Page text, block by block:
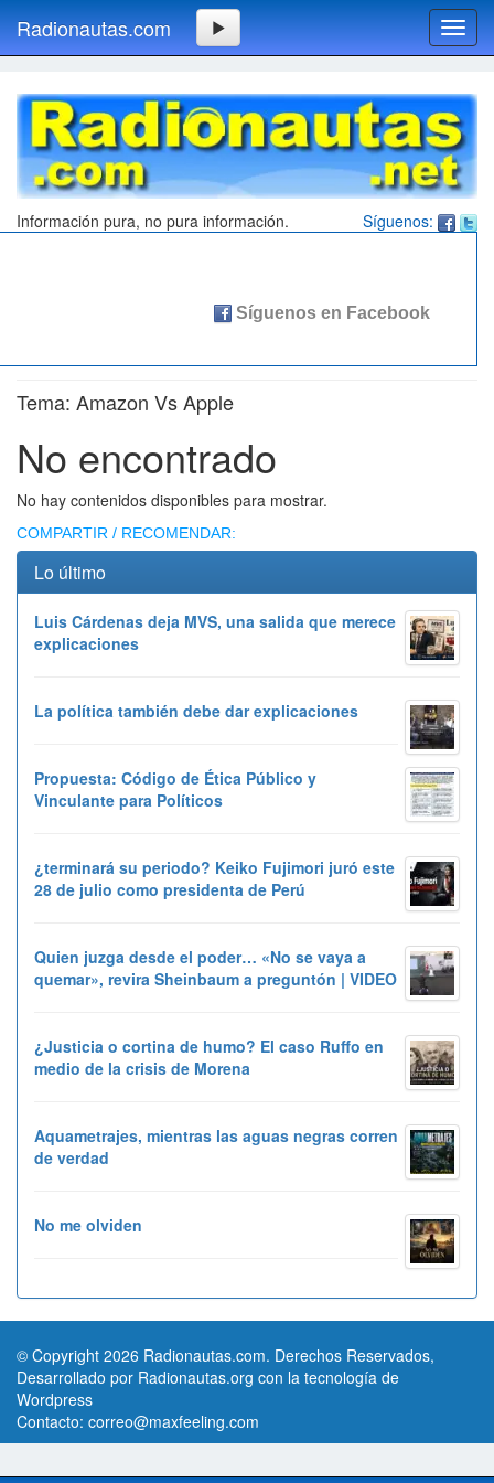
Radionautas.com
Síguenos:
Información pura, no pura información.
Tema: Amazon Vs Apple
No encontrado
No hay contenidos disponibles para mostrar.
COMPARTIR / RECOMENDAR:
Lo último
Luis Cárdenas deja MVS, una salida que merece
explicaciones
La política también debe dar explicaciones
Propuesta: Código de Ética Público y
Vinculante para Políticos
¿terminará su periodo? Keiko Fujimori juró este
28 de julio como presidenta de Perú
Quien juzga desde el poder… «No se vaya a
quemar», revira Sheinbaum a preguntón | VIDEO
¿Justicia o cortina de humo? El caso Ruffo en
medio de la crisis de Morena
Aquametrajes, mientras las aguas negras corren
de verdad
No me olviden
© Copyright 2026 Radionautas.com. Derechos Reservados,
Desarrollado por Radionautas.org con la tecnología de
Wordpress
Contacto: correo@maxfeeling.com